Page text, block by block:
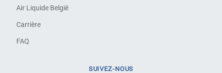
Air Liquide België
Carrière
FAQ
SUIVEZ-NOUS